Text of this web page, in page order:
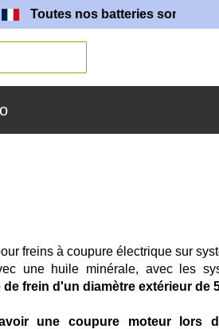
nos batteries sont fabriquées
freins à coupure électrique sur
une huile minérale, avec les
de frein d'un diamètre extérieur de
une coupure moteur lors